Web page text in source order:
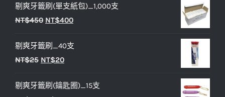
剔爽牙籤刷(單支紙包)_1,000支
NT$450 原
價
格：
NT$400目
價
剔爽牙籤刷_40支
NT$25 原
價
NT$20目
價
剔爽牙籤刷(鑰匙圈)_15支